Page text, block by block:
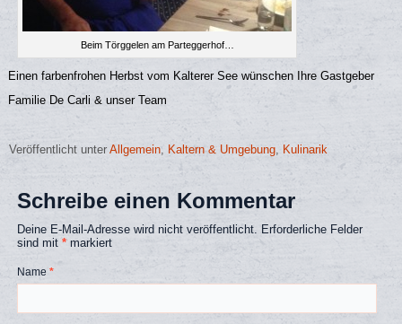
Beim Törggelen am Parteggerhof…
Einen farbenfrohen Herbst vom Kalterer See wünschen Ihre Gastgeber
Familie De Carli & unser Team
Veröffentlicht unter Allgemein, Kaltern & Umgebung Kulinarik
Schreibe einen Kommentar
Deine E-Mail-Adresse wird nicht veröffentlicht. Erforderliche Felder
sind mit* markiert
Name*